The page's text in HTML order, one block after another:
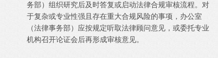
务部）组织研究后及时答复或启动法律合规审核流程。对
于复杂或专业性强且存在重大合规风险的事项，办公室
（法律事务部）应按规定听取法律顾问意见，或委托专业
机构召开论证会后再形成审核意见。